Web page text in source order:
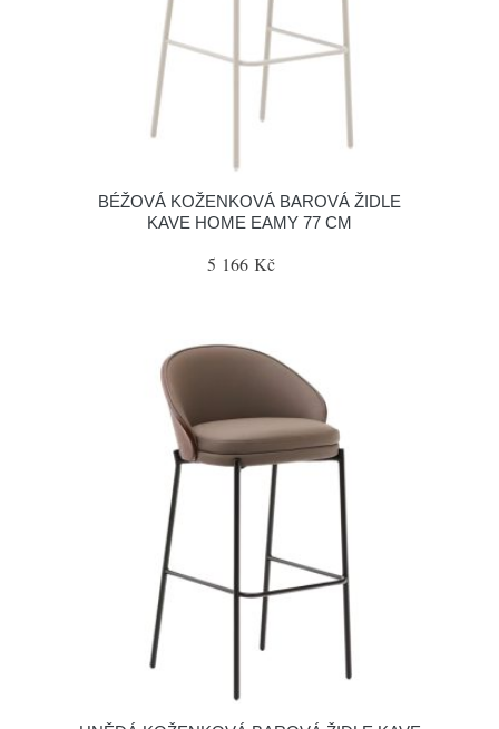
BÉŽOVÁ KOŽENKOVÁ BAROVÁ ŽIDLE
KAVE HOME EAMY 77 CM
5 166 Kč